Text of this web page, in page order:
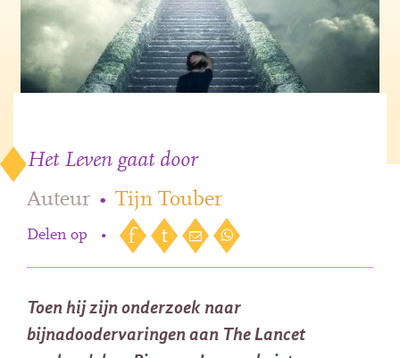
Het Leven gaat door
Auteur • Tijn Touber
Delen op •
Toen hij zijn onderzoek naar
bijnadoodervaringen aan The Lancet